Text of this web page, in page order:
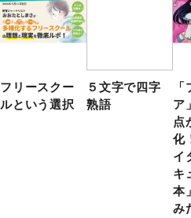
フリースクー
ルという選択
５文字で四字
熟語
ア
点
化
イ
キ
本
み